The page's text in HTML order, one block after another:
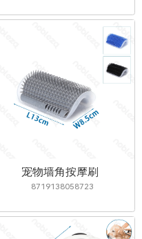
宠物墙角按摩刷
8719138058723